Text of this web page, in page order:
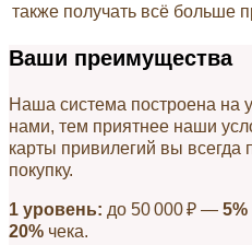
также получать всё больше
Ваши преимущества
Наша система построена на
нами, тем приятнее наши
карты привилегий вы всегда
покупку.
1 уровень: до 50 000 ₽ — 5%
20% чека.